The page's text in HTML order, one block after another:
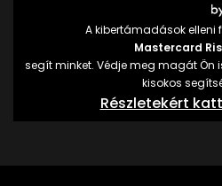
A kibertámadások elleni
Mastercard
segít minket. Védje meg magát Ön
kisokos
Részletekért